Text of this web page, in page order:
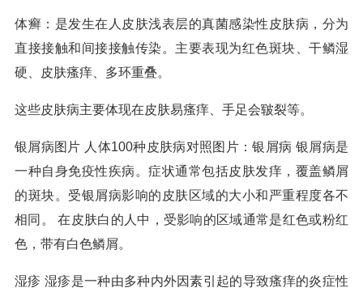
体癣：是发生在人皮肤浅表层的真菌感染性皮肤病，分为
直接接触和间接接触传染。主要表现为红色斑块、干鳞湿
硬、皮肤瘙痒、多环重叠。
这些皮肤病主要体现在皮肤易瘙痒、手足会皲裂等。
银屑病图片 人体100种皮肤病对照图片：银屑病 银屑病是
一种自身免疫性疾病。症状通常包括皮肤发痒，覆盖鳞屑
的斑块。受银屑病影响的皮肤区域的大小和严重程度各不
相同。 在皮肤白的人中，受影响的区域通常是红色或粉红
色，带有白色鳞屑。
湿疹 湿疹是一种由多种内外因素引起的导致瘙痒的炎症性